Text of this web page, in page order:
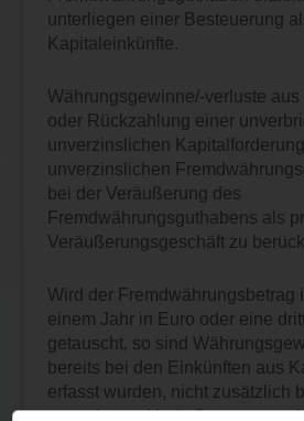
unterliegen einer Besteuerung
Kapitaleinkünfte.
Währungsgewinne/-verluste
oder Rückzahlung einer
unverzinslichen
unverzinslichen
bei der Veräußerung des
Fremdwährungsguthabens als
Veräußerungsgeschäft zu
Wird der Fremdwährungsbetrag
einem Jahr in Euro oder eine
getauscht, so sind
bereits bei den Einkünften aus
erfasst wurden, nicht zusätzlich
aus privaten